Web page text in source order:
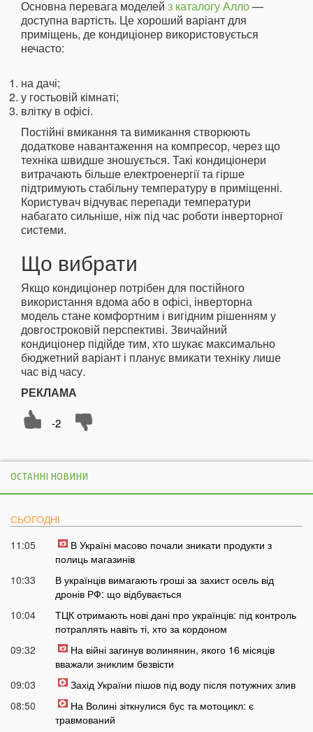
Основна перевага моделей з каталогу Алло—
доступна вартість. Це хороший варіант для
приміщень, де кондиціонер використовується
нечасто:
на дачі;
у гостьовій кімнаті;
влітку в офісі.
Постійні вмикання та вимикання створюють
додаткове навантаження на компресор, через що
техніка швидше зношується. Такі кондиціонери
витрачають більше електроенергії та гірше
підтримують стабільну температуру в приміщенні.
Користувач відчуває перепади температури
набагато сильніше, ніж під час роботи інверторної
системи.
Що вибрати
Якщо кондиціонер потрібен для постійного
використання вдома або в офісі, інверторна
модель стане комфортним і вигідним рішенням у
довгостроковій перспективі. Звичайний
кондиціонер підійде тим, хто шукає максимально
бюджетний варіант і планує вмикати техніку лише
час від часу.
РЕКЛАМА
-2
ОСТАННІ НОВИНИ
СЬОГОДНІ
11:05
В Україні масово почали зникати продукти з
полиць магазинів
10:33
В українців вимагають гроші за захист осель від
дронів РФ: що відбувається
10:04
ТЦК отримають нові дані про українців: під контроль
потраплять навіть ті, хто за кордоном
09:32
На війні загинув волинянин, якого 16 місяців
вважали зниклим безвісти
09:03
Захід України пішов під воду після потужних злив
08:50
На Волині зіткнулися бус та мотоцикл: є
травмований